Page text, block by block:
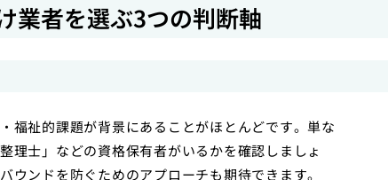
業者を選ぶ3つの判断軸
福祉的課題が背景にあることがほとんどです。単な
理士」などの資格保有者がいるかを確認しましょ
ンドを防ぐためのアプローチも期待できます。